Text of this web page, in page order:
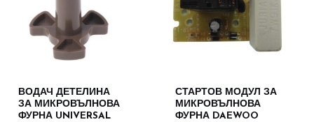
ВОДАЧ ДЕТЕЛИНА
ЗА МИКРОВЪЛНОВА
ФУРНА UNIVERSAL
СТАРТОВ МОДУЛ ЗА
МИКРОВЪЛНОВА
ФУРНА DAEWOO